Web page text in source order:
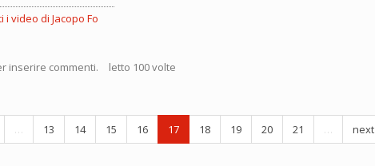
i video di Jacopo Fo
inserire commenti. letto 100 volte
… 13 14 15 16 17 18 19 20 21 …
next